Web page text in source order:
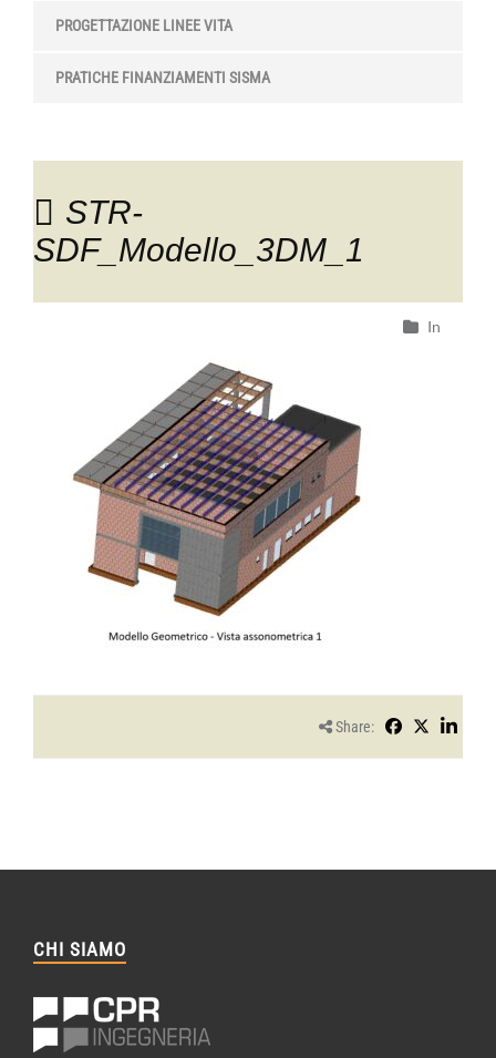
PROGETTAZIONE LINEE VITA
PRATICHE FINANZIAMENTI SISMA
STR-
SDF_Modello_3DM_1
In
Share:
CHI SIAMO